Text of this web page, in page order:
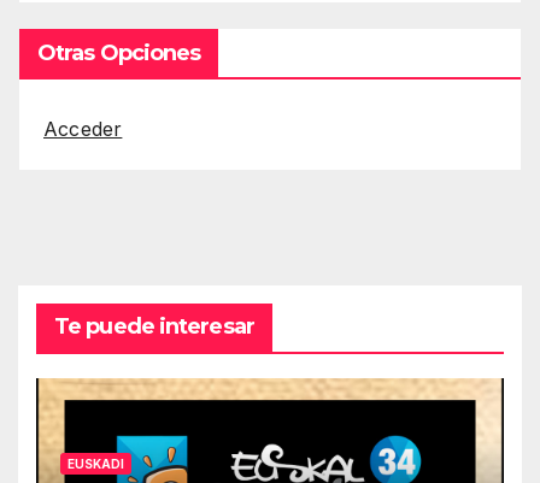
Otras Opciones
Acceder
Te puede interesar
EUSKADI